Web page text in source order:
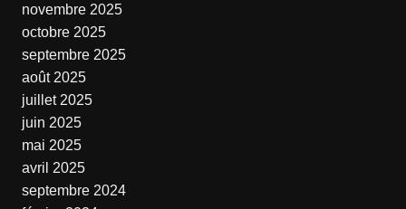
novembre 2025
octobre 2025
septembre 2025
août 2025
juillet 2025
juin 2025
mai 2025
avril 2025
septembre 2024